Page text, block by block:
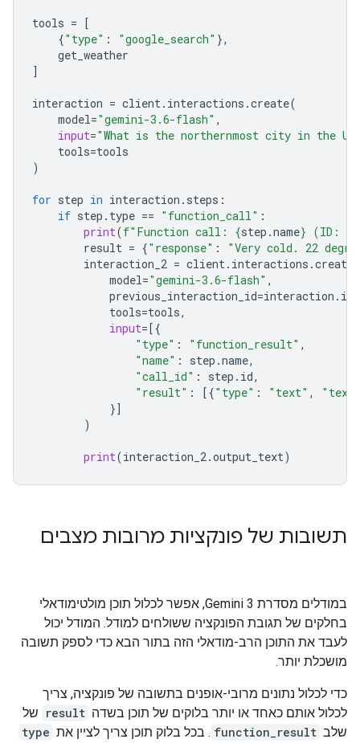
tools =
[
{"type" : "google_search" },
get_weather
]
interaction = client. interactions .create(
model="gemini-3.6-flash" ,
input="What is the northernmost city in the
tools=tools
)
for step in interaction . steps :
if step . type == "function_call" :
print(f"Function call: {step .name} (ID:
result = {"response" :
"Very cold. 22
interaction_2 = client. interactions .create
model="gemini-3.6-flash" ,
previous_interaction_id=interaction . id
tools=tools,
input= [{
"type" : "function_result" ,
"name" : step .name,
"call_id" : step . id,
"result" : [{"type" : "text" ,
}]
)
print(interaction_2.output_text)
תשובות של פונקציות מרובות מצבים
במודלים מסדרת Gemini 3, אפשר לכלול תוכן מולטימודאלי
בחלקים של תגובת הפונקציה ששולחים למודל. המודל יכול
לעבד את התוכן הרב-מודאלי הזה בתור הבא כדי לספק תשובה
מושכלת יותר.
כדי לכלול נתונים מרובי-אופנים בתשובה של פונקציה, צריך
לכלול אותם כאחד או יותר בלוקים של תוכן בשדה result של
שלב function_result . בכל בלוק תוכן צריך לציין את type